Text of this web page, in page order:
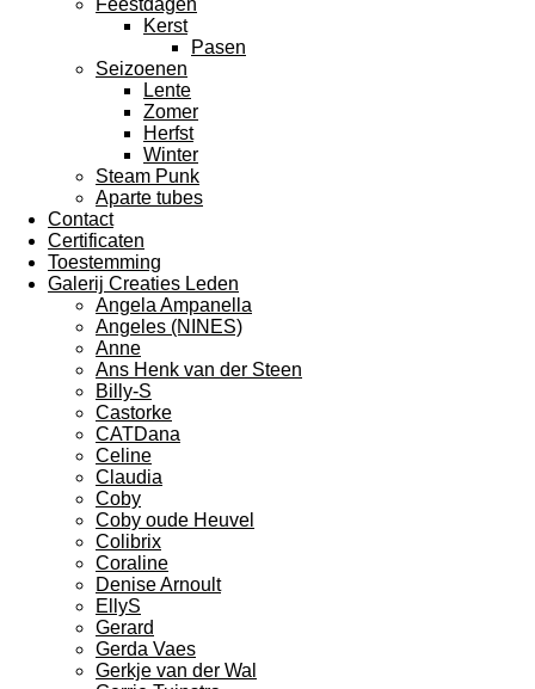
Feestdagen
Kerst
Pasen
Seizoenen
Lente
Zomer
Herfst
Winter
Steam Punk
Aparte tubes
Contact
Certificaten
Toestemming
Galerij Creaties Leden
Angela Ampanella
Angeles (NINES)
Anne
Ans Henk van der Steen
Billy-S
Castorke
CATDana
Celine
Claudia
Coby
Coby oude Heuvel
Colibrix
Coraline
Denise Arnoult
EllyS
Gerard
Gerda Vaes
Gerkje van der Wal